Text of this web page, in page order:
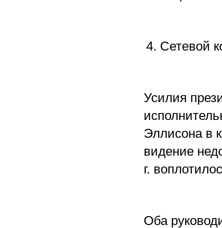
4. Сетевой
Усилия
Эллисона в
видение
г.
Оба